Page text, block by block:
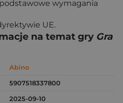
wymagania
UE.
na temat gry Gra
Abino
5907518337800
2025-09-10